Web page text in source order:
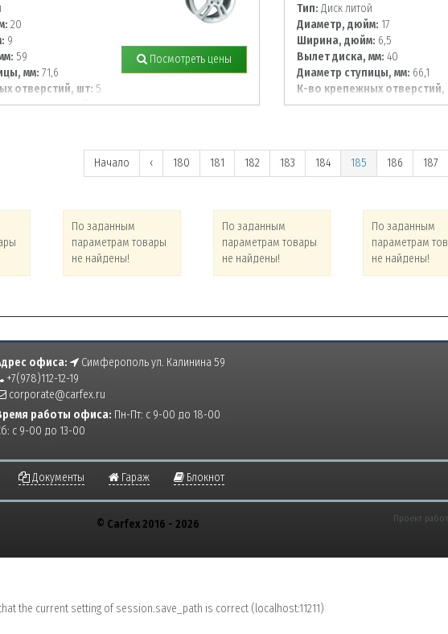
20
9
59
мм: 71,6
отверстий, шт: 5
отверстий, мм:
Посмотреть цены
Тип: Диск литой
Диаметр, дюйм: 17
Ширина, дюйм: 6,5
Вылет диска, мм: 40
Диаметр ступицы, мм: 66,1
К-во крепежных отверстий,
Диаметр располож.
Начало ‹ 180 181 182 183 184 185 186 187
По заданным
параметрам товары
не найдены!
По заданным
параметрам товары
не найдены!
По заданным
параметрам
не найдены!
офиса:
Симферополь ул. Калинина 59
+7(978)112-12-19
corporate@carfex.ru
работы офиса: Пн-Пт: с 9-00 до 18-00
с 9-00 до 13-00
Документы Гараж Блокнот
© Carfex 2016 - 2026 Проект
the current setting of session.save_path is correct (localhost:11211)